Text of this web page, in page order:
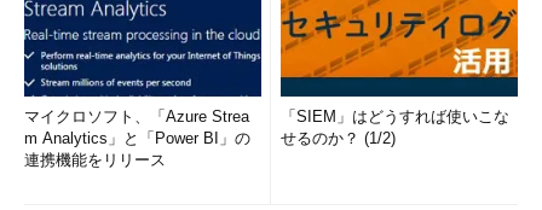
マイクロソフト、「Azure Strea
m Analytics」と「Power BI」の
連携機能をリリース
「SIEM」はどうすれば使いこな
せるのか？ (1/2)